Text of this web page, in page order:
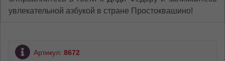
увлекательной азбукой в стране Простоквашино!
Артикул: 8672